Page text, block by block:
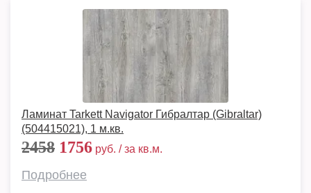
Ламинат Tarkett Navigator Гибралтар (Gibraltar)
(504415021), 1 м.кв.
2458 1756 руб. / за кв.м.
Подробнее